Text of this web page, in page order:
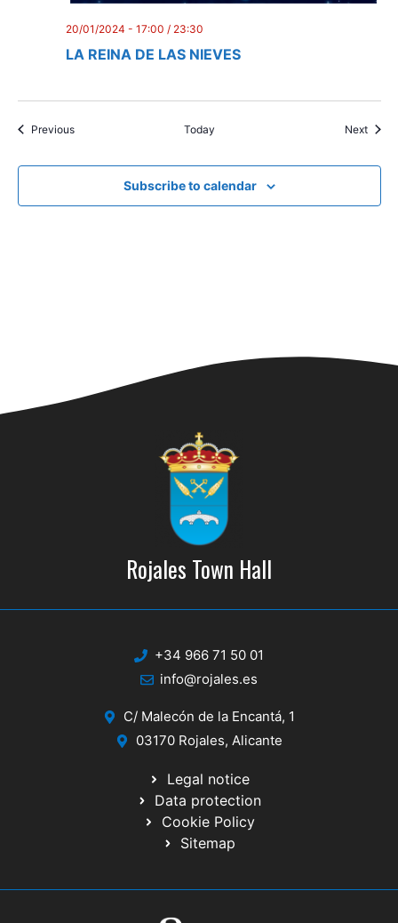
LA REINA DE LAS NIEVES
20/01/2024 - 17:00 / 23:30
PreviousEvents Today Next
Subscribe to calendar
Rojales Town Hall
+34 966 71 50 01
info@rojales.es
C/ Malecón de la Encantá, 1
03170 Rojales, Alicante
Legal notice
Data protection
Cookie Policy
Sitemap